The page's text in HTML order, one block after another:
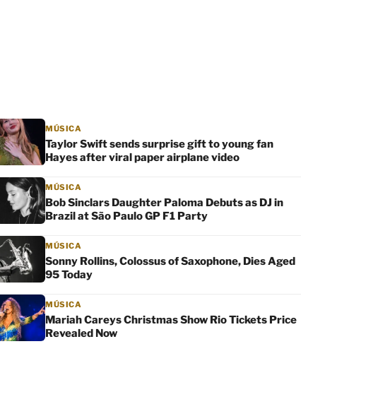
MÚSICA
Taylor Swift sends surprise gift to young fan
Hayes after viral paper airplane video
MÚSICA
Bob Sinclars Daughter Paloma Debuts as DJ in
Brazil at São Paulo GP F1 Party
MÚSICA
Sonny Rollins, Colossus of Saxophone, Dies Aged
95 Today
MÚSICA
Mariah Careys Christmas Show Rio Tickets Price
Revealed Now